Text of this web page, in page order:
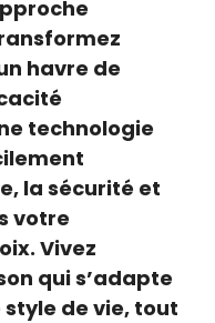
havre de
technologie
la sécurité et
votre
Vivez
qui s’adapte
de vie, tout